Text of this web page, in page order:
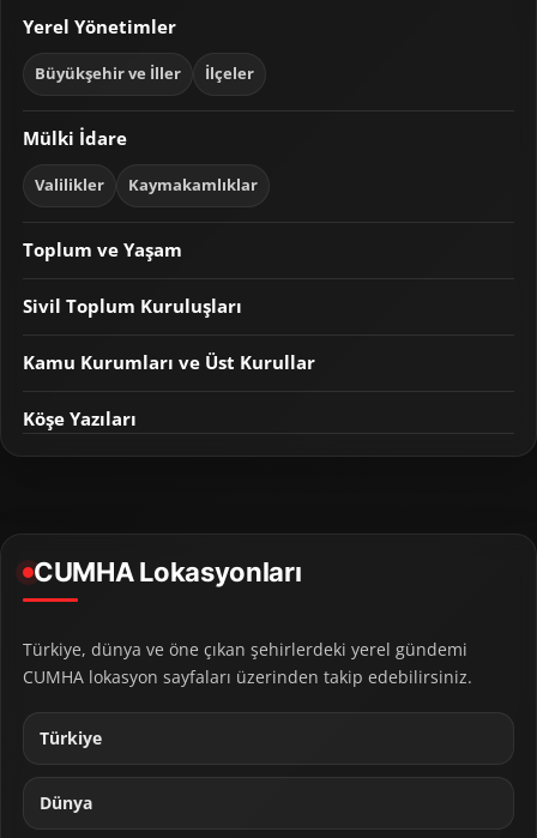
Yerel Yönetimler
Büyükşehir ve İller İlçeler
Mülki İdare
Valilikler Kaymakamlıklar
Toplum ve Yaşam
Sivil Toplum Kuruluşları
Kamu Kurumları ve Üst Kurullar
Köşe Yazıları
CUMHA Lokasyonları
Türkiye, dünya ve öne çıkan şehirlerdeki yerel gündemi
CUMHA lokasyon sayfaları üzerinden takip edebilirsiniz.
Türkiye
Dünya